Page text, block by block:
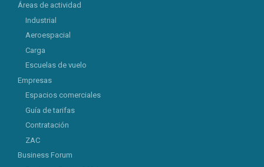
Áreas de actividad
Industrial
Aeroespacial
Carga
Escuelas de vuelo
Empresas
Espacios comerciales
Guía de tarifas
Contratación
ZAC
Business Forum